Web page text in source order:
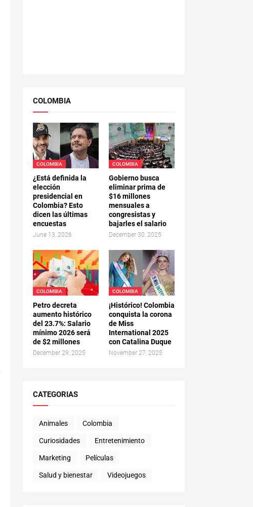
COLOMBIA
COLOMBIA
¿Está definida la
elección
presidencial en
Colombia? Esto
dicen las últimas
encuestas
June 13, 2026
COLOMBIA
Gobierno busca
eliminar prima de
$16 millones
mensuales a
congresistas y
bajarles el salario
December 30, 2025
COLOMBIA
Petro decreta
aumento histórico
del 23.7%: Salario
mínimo 2026 será
de $2 millones
December 29, 2025
COLOMBIA
¡Histórico! Colombia
conquista la corona
de Miss
International 2025
con Catalina Duque
November 27, 2025
CATEGORIAS
Animales Colombia
Curiosidades Entretenimiento
Marketing Películas
Salud y bienestar Videojuegos